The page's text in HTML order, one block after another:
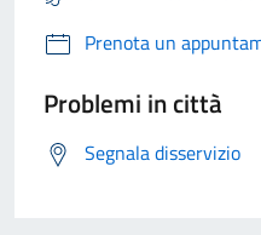
Prenota un
Problemi in città
Segnala disservizio